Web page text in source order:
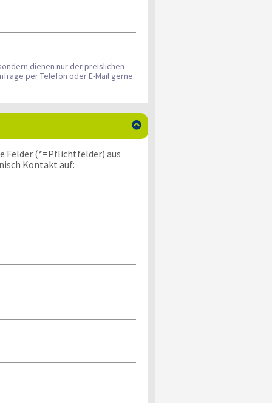
dienen nur der preislichen
per Telefon oder E-Mail gerne

Felder (*=Pflichtfelder) aus
Kontakt auf: